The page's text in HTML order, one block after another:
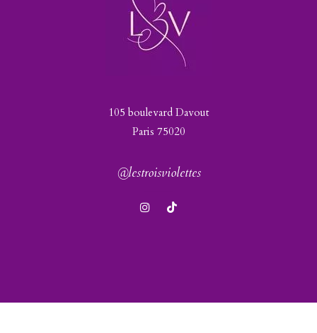
105 boulevard Davout
Paris 75020
@lestroisviolettes